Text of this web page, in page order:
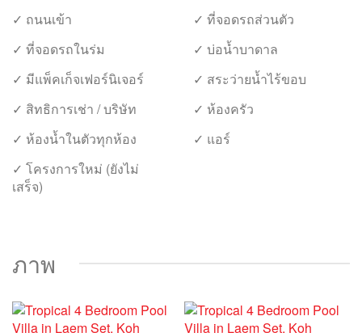
✓ ถนนเข้า
✓ ที่จอดรถส่วนตัว
✓ ที่จอดรถในร่ม
✓ บ่อน้ำบาดาล
✓ มีแพ็คเก็จเฟอร์นิเจอร์
✓ สระว่ายน้ำไร้ขอบ
✓ สิทธิการเช่า / บริษัท
✓ ห้องครัว
✓ ห้องน้ำในตัวทุกห้อง
✓ แอร์
✓ โครงการใหม่ (ยังไม่
เสร็จ)
ภาพ